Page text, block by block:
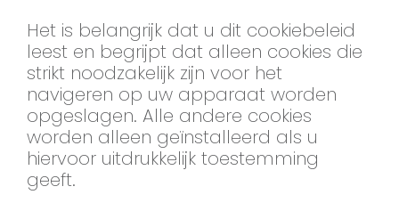
Het is belangrijk dat u dit cookiebeleid
leest en begrijpt dat alleen cookies die
strikt noodzakelijk zijn voor het
navigeren op uw apparaat worden
opgeslagen. Alle andere cookies
worden alleen geïnstalleerd als u
hiervoor uitdrukkelijk toestemming
geeft.